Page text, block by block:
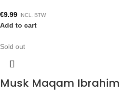
€9.99 INCL. BTW
Add to cart
Sold out
Musk Maqam Ibrahim